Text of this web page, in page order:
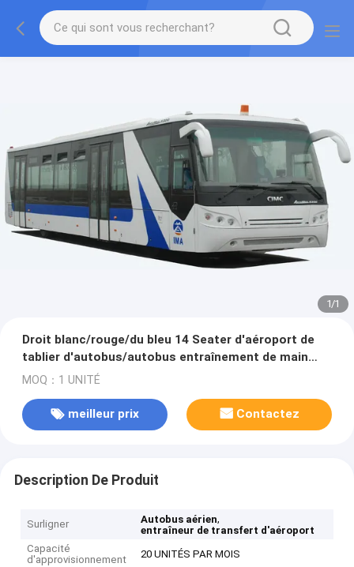
1/1
Droit blanc/rouge/du bleu 14 Seater d'aéroport de
tablier d'autobus/autobus entraînement de main
gauche avec la peinture de PPG
MOQ：1 UNITÉ
meilleur prix Contactez
Description De Produit
Surligner Autobus aérien,
entraîneur de transfert d'aéroport
Capacité
d'approvisionnement
20 UNITÉS PAR MOIS